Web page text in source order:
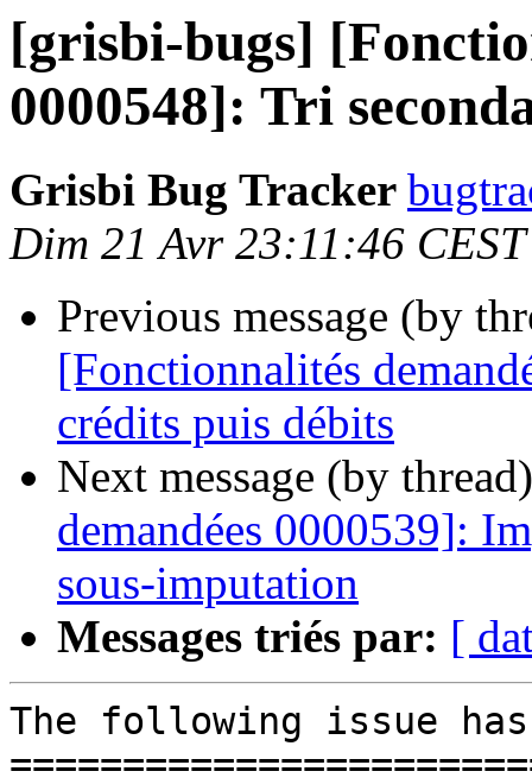
[grisbi-bugs]
0000548]: Tri
Grisbi Bug Tracker
Dim 21 Avr 23:11:46
Previous message (by
[Fonctionnalités
crédits puis débits
Next message (by
demandées 0000539]:
sous-imputation
Messages triés par: [
The following issue has